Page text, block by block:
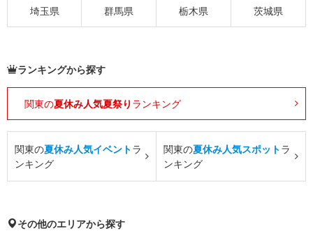
埼玉県 群馬県 栃木県 茨城県
ランキングから探す
関東の夏休み人気夏祭り ランキング
関東の夏休み人気イベントラ
ンキング
関東の夏休み人気スポットラ
ンキング
その他のエリアから探す